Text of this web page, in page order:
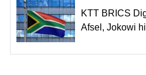
KTT BRICS
Afsel, Jokowi